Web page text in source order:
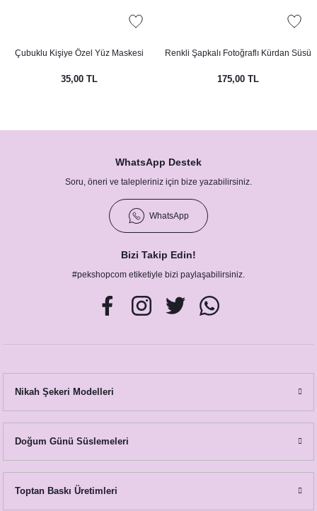
Çubuklu Kişiye Özel Yüz Maskesi
35,00 TL
Renkli Şapkalı Fotoğraflı Kürdan Süsü
175,00 TL
WhatsApp Destek
Soru, öneri ve talepleriniz için bize yazabilirsiniz.
WhatsApp
Bizi Takip Edin!
#pekshopcom etiketiyle bizi paylaşabilirsiniz.
Nikah Şekeri Modelleri
Doğum Günü Süslemeleri
Toptan Baskı Üretimleri